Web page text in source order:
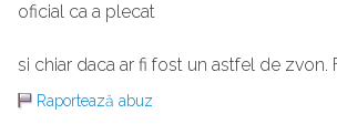
oficial ca a plecat
si chiar daca ar fi fost un astfel de zvon.
Raportează abuz